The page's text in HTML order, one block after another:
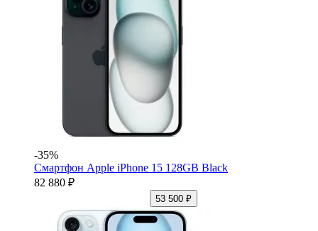
-35%
Смартфон Apple iPhone 15 128GB Black
82 880 ₽
53 500 ₽